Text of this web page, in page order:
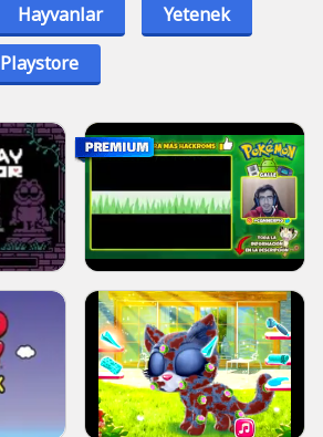
Hayvanlar
Yetenek
Playstore